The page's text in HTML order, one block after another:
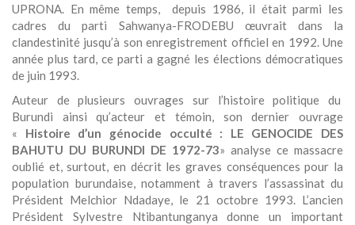
UPRONA. En même temps, depuis 1986, il était parmi les
cadres du parti Sahwanya-FRODEBU œuvrait dans la
clandestinité jusqu’à son enregistrement officiel en 1992. Une
année plus tard, ce parti a gagné les élections démocratiques
de juin 1993.
Auteur de plusieurs ouvrages sur l’histoire politique du
Burundi ainsi qu’acteur et témoin, son dernier ouvrage
« Histoire d’un génocide occulté : LE GENOCIDE DES
BAHUTU DU BURUNDI DE 1972-73» analyse ce massacre
oublié et, surtout, en décrit les graves conséquences pour la
population burundaise, notamment à travers l’assassinat du
Président Melchior Ndadaye, le 21 octobre 1993. L’ancien
Président Sylvestre Ntibantunganya donne un important